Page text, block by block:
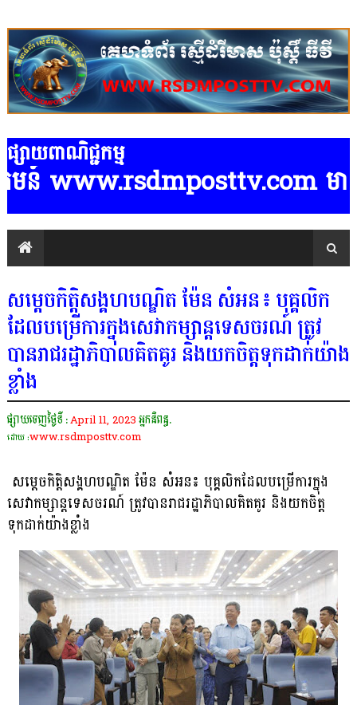
ផ្សាយពាណិជ្ជកម្ម
ន៍ www.rsdmposttv.com មានទ
សម្តេចកិត្តិសង្គហបណ្ឌិត ម៉ែន សំអន៖ បុគ្គលិក
ដែលបម្រើការក្នុងសេវាកម្សាន្តទេសចរណ៍ ត្រូវ
បានរាជរដ្ឋាភិបាលគិតគូរ និងយកចិត្តទុកដាក់យ៉ាង
ខ្លាំង
ផ្សាយចេញថ្ងៃទី :April 11, 2023 អ្នកនិពន្ធ.
ដោយ :www.rsdmposttv.com
សម្តេចកិត្តិសង្គហបណ្ឌិត ម៉ែន សំអន៖ បុគ្គលិកដែលបម្រើការក្នុង
សេវាកម្សាន្តទេសចរណ៍ ត្រូវបានរាជរដ្ឋាភិបាលគិតគូរ និងយកចិត្ត
ទុកដាក់យ៉ាងខ្លាំង